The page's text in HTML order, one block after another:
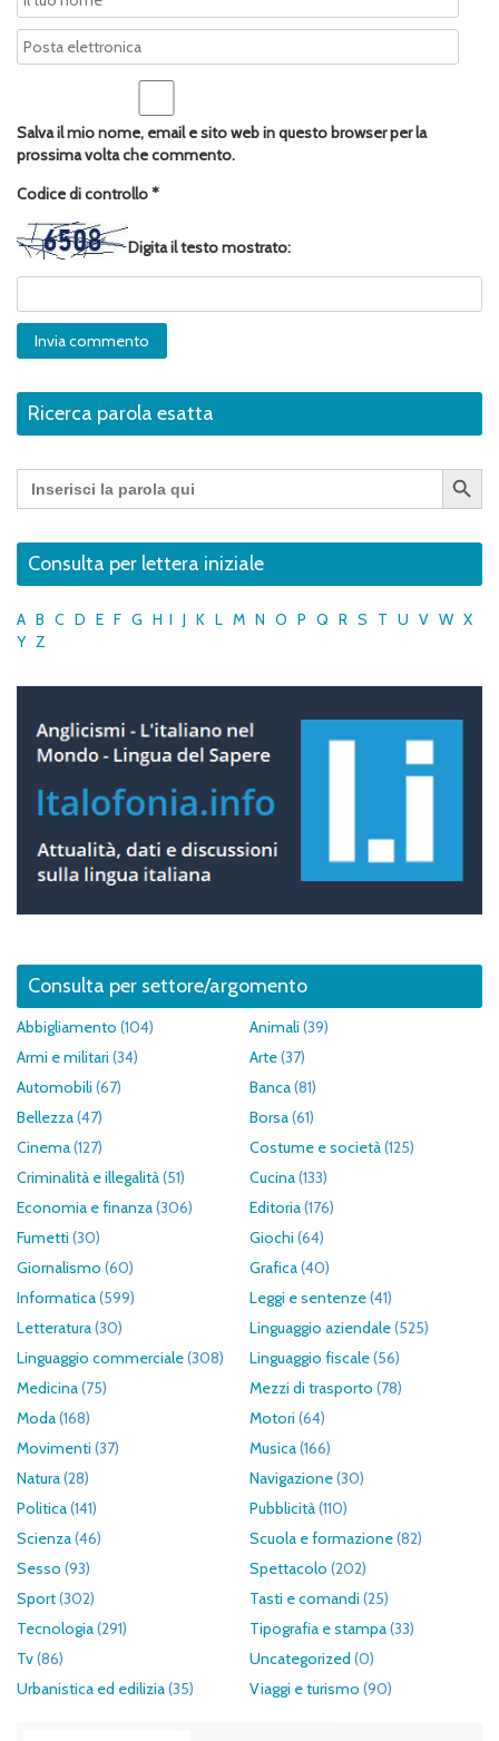
Salva il mio nome, email e sito web in questo browser per la
prossima volta che commento.
Codice di controllo*
Digita il testo mostrato:
Ricerca parola esatta
Search
for:
Search Button
Consulta per lettera iniziale
A B C D E F G H I J K L M N O P Q R S T U V W X
Y Z
Consulta per settore/argomento
Abbigliamento (104) Animali (39)
Armi e militari (34) Arte(37)
Automobili (67) Banca(81)
Bellezza(47) Borsa(61)
Cinema(127) Costume e società(125)
Criminalità e illegalità(51) Cucina(133)
Economia e finanza(306) Editoria(176)
Fumetti (30) Giochi (64)
Giornalismo (60) Grafica(40)
Informatica(599) Leggi e sentenze(41)
Letteratura(30) Linguaggio aziendale(525)
Linguaggio commerciale(308) Linguaggio fiscale(56)
Medicina(75) Mezzi di trasporto (78)
Moda(168) Motori (64)
Movimenti (37) Musica(166)
Natura(28) Navigazione(30)
Politica(141) Pubblicità(110)
Scienza(46) Scuola e formazione(82)
Sesso (93) Spettacolo (202)
Sport(302) Tasti e comandi (25)
Tecnologia(291) Tipografia e stampa(33)
Tv(86) Uncategorized (0)
Urbanistica ed edilizia(35) Viaggi e turismo (90)